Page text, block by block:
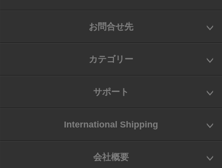
お問合せ先
カテゴリー
サポート
International Shipping
会社概要